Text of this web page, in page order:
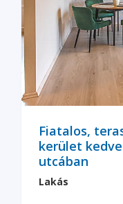
Fiatalos,
kerület
utcában
Lakás